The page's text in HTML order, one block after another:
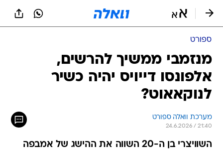
ספורט
מנזמבי ממשיך להרשים,
אלפונסו דייויס יהיה כשיר
לנוקאאוט?
מערכת וואלה ספורט
24.6.2026 / 21:40
השוויצרי בן ה-20 השווה את ההישג של אמבפה